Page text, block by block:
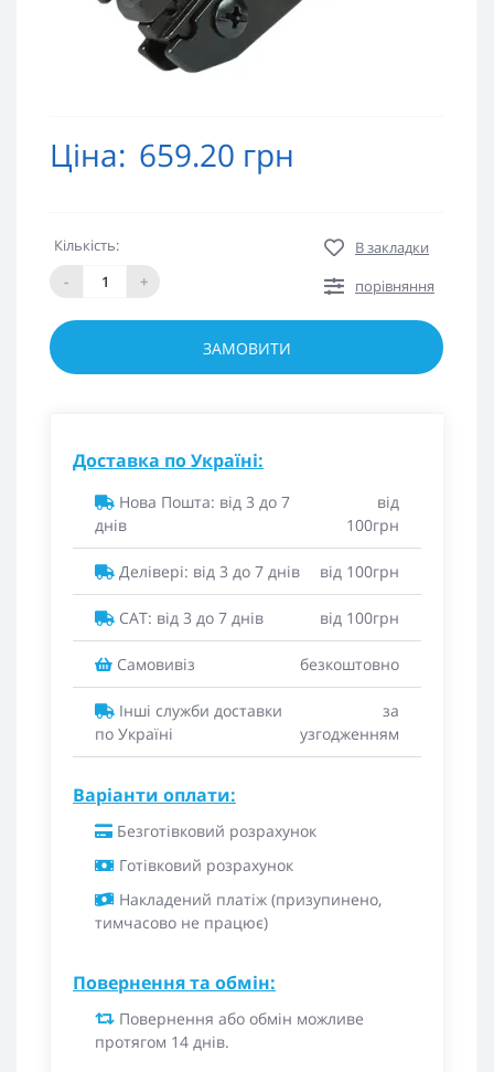
Ціна: 659.20 грн
Кількість:
-
+
В закладки
порівняння
ЗАМОВИТИ
Доставка по Україні:
Нова Пошта: від 3 до 7
днів
від
100грн
Делівері: від 3 до 7 днів від 100грн
САТ: від 3 до 7 днів від 100грн
Самовивіз безкоштовно
Інші служби доставки
по Україні
за
узгодженням
Варіанти оплати:
Безготівковий розрахунок
Готівковий розрахунок
Накладений платіж (призупинено,
тимчасово не працює)
Повернення та обмін:
Повернення або обмін можливе
протягом 14 днів.